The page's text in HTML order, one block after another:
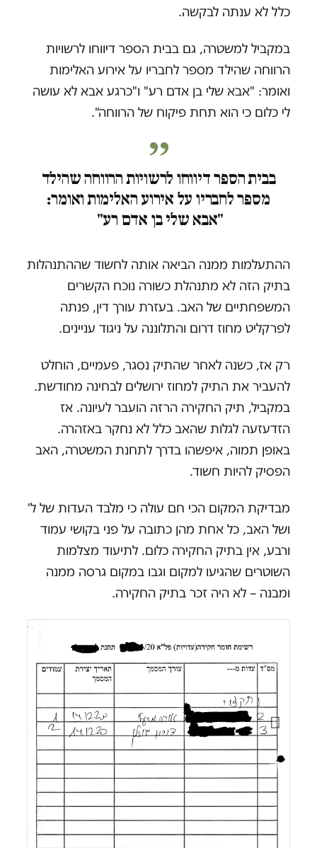
כלל לא ענתה לבקשה.
במקביל למשטרה, גם בבית הספר דיווחו לרשויות
הרווחה שהילד מספר לחבריו על אירוע האלימות
ואומר: "אבא שלי בן אדם רע" ו"כרגע אבא לא עושה
לי כלום כי הוא תחת פיקוח של הרווחה".
בבית הספר דיווחו לרשויות הרווחה שהילד
מספר לחבריו על אירוע האלימות ואומר:
"אבא שלי בן אדם רע"
ההתעלמות ממנה הביאה אותה לחשוד שההתנהלות
בתיק הזה לא מתנהלת כשורה נוכח הקשרים
המשפחתיים של האב. בעזרת עורך דין, פנתה
לפרקליט מחוז דרום והתלוננה על ניגוד עניינים.
רק אז, כשנה לאחר שהתיק נסגר, פעמיים, הוחלט
להעביר את התיק למחוז ירושלים לבחינה מחודשת.
במקביל, תיק החקירה הרזה הועבר לעיונה. אז
הזדעזעה לגלות שהאב כלל לא נחקר באזהרה.
באופן תמוה, איפשהו בדרך לתחנת המשטרה, האב
הפסיק להיות חשוד.
מבדיקת המקום הכי חם עולה כי מלבד העדות של ל'
ושל האב, כל אחת מהן כתובה על פני בקושי עמוד
ורבע, אין בתיק החקירה כלום. לתיעוד מצלמות
השוטרים שהגיעו למקום וגבו במקום גרסה ממנה
ומבנה – לא היה זכר בתיק החקירה.